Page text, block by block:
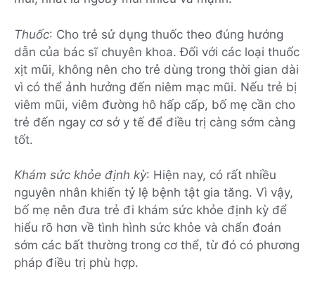
Thuốc: Cho trẻ sử dụng thuốc theo đúng hướng
dẫn của bác sĩ chuyên khoa. Đối với các loại thuốc
xịt mũi, không nên cho trẻ dùng trong thời gian dài
vì có thể ảnh hưởng đến niêm mạc mũi. Nếu trẻ bị
viêm mũi, viêm đường hô hấp cấp, bố mẹ cần cho
trẻ đến ngay cơ sở y tế để điều trị càng sớm càng
tốt.
Khám sức khỏe định kỳ: Hiện nay, có rất nhiều
nguyên nhân khiến tỷ lệ bệnh tật gia tăng. Vì vậy,
bố mẹ nên đưa trẻ đi khám sức khỏe định kỳ để
hiểu rõ hơn về tình hình sức khỏe và chẩn đoán
sớm các bất thường trong cơ thể, từ đó có phương
pháp điều trị phù hợp.